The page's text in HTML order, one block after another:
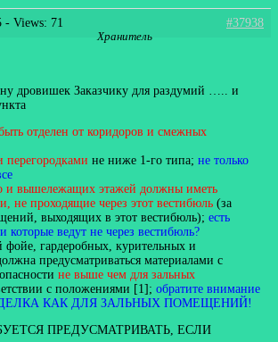
- Views: 71
#37938
Хранитель
дровишек Заказчику для раздумий ….. и
отделен от коридоров и смежных
не ниже 1-го типа; не только
и вышележащих этажей должны иметь
не проходящие через этот вестибюль (за
выходящих в этот вестибюль); есть
которые ведут не через вестибюль?
фойе, гардеробных, курительных и
предусматриваться материалами с
не выше чем для зальных
с положениями [1]; обратите внимание
КАК ДЛЯ ЗАЛЬНЫХ ПОМЕЩЕНИЙ!
ПРЕДУСМАТРИВАТЬ, ЕСЛИ